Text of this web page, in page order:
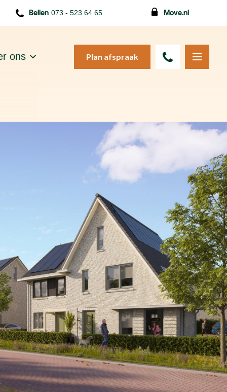
Bellen 073 - 523 64 65 Move.nl
ons Plan afspraak